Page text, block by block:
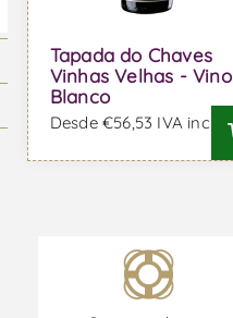
Tapada do Chaves
Vinhas Velhas - Vino
Blanco
Desde €56,53 IVA incl.